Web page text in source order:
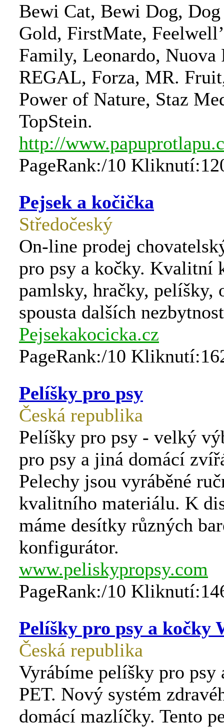
Bewi Cat, Bewi Dog,
Gold, FirstMate,
Family, Leonardo, Nuova
REGAL, Forza, MR.
Power of Nature, Staz
TopStein.
http://
PageRank:/10
Pejsek a kočička
Středočeský
On-line prodej
pro psy a kočky. Kvalitní
pamlsky, hračky, pelíšky,
spousta dalších
Pejsekakocicka.cz
PageRank:/10
Pelíšky pro psy
Česká republika
Pelíšky pro psy - velký
pro psy a jiná domácí
Pelechy jsou vyráběné
kvalitního materiálu. K
máme desítky různých
konfigurátor.
www.peliskypropsy.com
PageRank:/10
Pelíšky pro psy a kočky
Česká republika
Vyrábíme pelíšky pro psy
PET. Nový systém
domácí mazlíčky. Tento